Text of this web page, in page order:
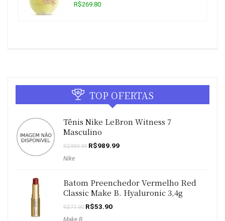
R$269.80
TOP OFERTAS
Tênis Nike LeBron Witness 7
Masculino
R$999.99 O
R$989.99O
Nike
Batom Preenchedor Vermelho Red
Classic Make B. Hyaluronic 3,4g
R$77.90 O
R$53.90O